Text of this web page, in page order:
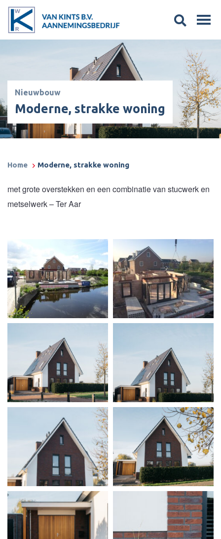
Nieuwbouw
Moderne, strakke woning
Home Moderne, strakke woning
met grote overstekken en een combinatie van stucwerk en
metselwerk – Ter Aar